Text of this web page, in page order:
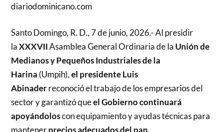
diariodominicano.com
Santo Domingo, R. D., 7 de junio, 2026.- Al presidir
laXXXVIIAsamblea General Ordinaria de la Unión de
Medianos y Pequeños Industriales de la
Harina (Umpih),el presidente Luis
Abinaderreconoció el trabajo de los empresarios del
sector y garantizó queel Gobierno continuará
apoyándoloscon equipamiento y ayudas técnicas para
mantenerprecios adecuados del pan.